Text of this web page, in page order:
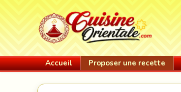
Accueil Proposer une recette